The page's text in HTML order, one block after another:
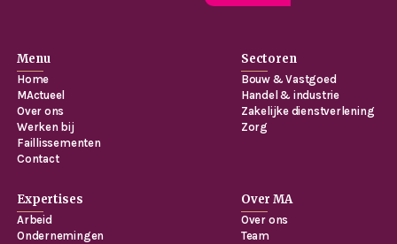
Menu
Home
MActueel
Over ons
Werken bij
Faillissementen
Contact
Sectoren
Bouw & Vastgoed
Handel & industrie
Zakelijke dienstverlening
Zorg
Expertises
Arbeid
Ondernemingen
Over MA
Over ons
Team